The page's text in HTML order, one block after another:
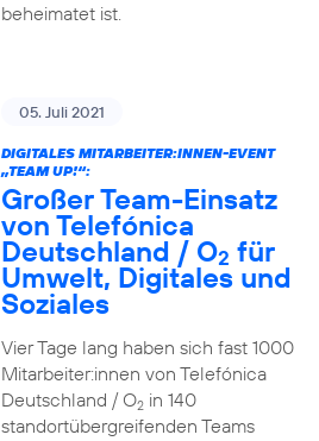
beheimatet ist.
05. Juli 2021
DIGITALES MITARBEITER:INNEN-EVENT
„TEAM UP!“:
Großer Team-Einsatz
von Telefónica
Deutschland / O2 für
Umwelt, Digitales und
Soziales
Vier Tage lang haben sich fast 1000
Mitarbeiter:innen von Telefónica
Deutschland / O2in 140
standortübergreifenden Teams